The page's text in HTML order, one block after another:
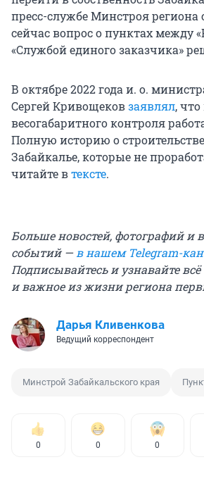
пресс-службе Минстроя региона
сейчас вопрос о пунктах между
«Службой единого заказчика»
В октябре 2022 года и. о.
Сергей Кривощековзаявлял,
весогабаритного контроля
Полную историю о
Забайкалье, которые не
читайте втексте.
Больше новостей, фотографий и
событий — в нашем Telegram-
Подписывайтесь и узнавайте
и важное из жизни региона
Дарья Кливенкова
Ведущий корреспондент
Минстрой Забайкальского края
0 0 0